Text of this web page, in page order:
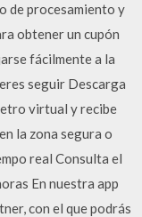
de procesamiento y
obtener un cupón
fácilmente a la
seguir Descarga
virtual y recibe
la zona segura o
real Consulta el
En nuestra app
con el que podrás